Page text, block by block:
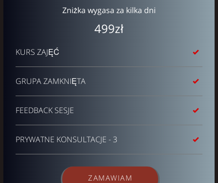
Zniżka wygasa za kilka dni
499zł
KURS ZAJĘĆ
GRUPA ZAMKNIĘTA
FEEDBACK SESJE
PRYWATNE KONSULTACJE - 3
ZAMAWIAM